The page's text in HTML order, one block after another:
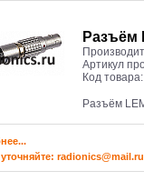
Разъём
Артикул
Код
Разъём
radioniсs@mail.ru